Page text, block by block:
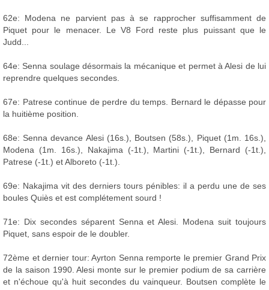
62e: Modena ne parvient pas à se rapprocher suffisamment de
Piquet pour le menacer. Le V8 Ford reste plus puissant que le
Judd...
64e: Senna soulage désormais la mécanique et permet à Alesi de lui
reprendre quelques secondes.
67e: Patrese continue de perdre du temps. Bernard le dépasse pour
la huitième position.
68e: Senna devance Alesi (16s.), Boutsen (58s.), Piquet (1m. 16s.),
Modena (1m. 16s.), Nakajima (-1t.), Martini (-1t.), Bernard (-1t.),
Patrese (-1t.) et Alboreto (-1t.).
69e: Nakajima vit des derniers tours pénibles: il a perdu une de ses
boules Quiès et est complétement sourd !
71e: Dix secondes séparent Senna et Alesi. Modena suit toujours
Piquet, sans espoir de le doubler.
72ème et dernier tour: Ayrton Senna remporte le premier Grand Prix
de la saison 1990. Alesi monte sur le premier podium de sa carrière
et n'échoue qu'à huit secondes du vainqueur. Boutsen complète le